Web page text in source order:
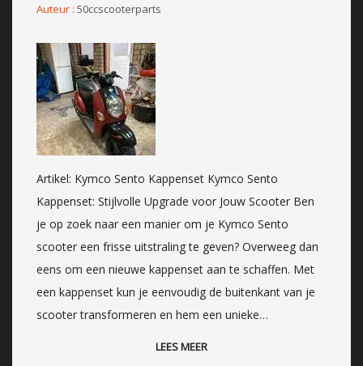
Auteur : 50ccscooterparts
Artikel: Kymco Sento Kappenset Kymco Sento
Kappenset: Stijlvolle Upgrade voor Jouw Scooter Ben
je op zoek naar een manier om je Kymco Sento
scooter een frisse uitstraling te geven? Overweeg dan
eens om een nieuwe kappenset aan te schaffen. Met
een kappenset kun je eenvoudig de buitenkant van je
scooter transformeren en hem een unieke…
LEES MEER